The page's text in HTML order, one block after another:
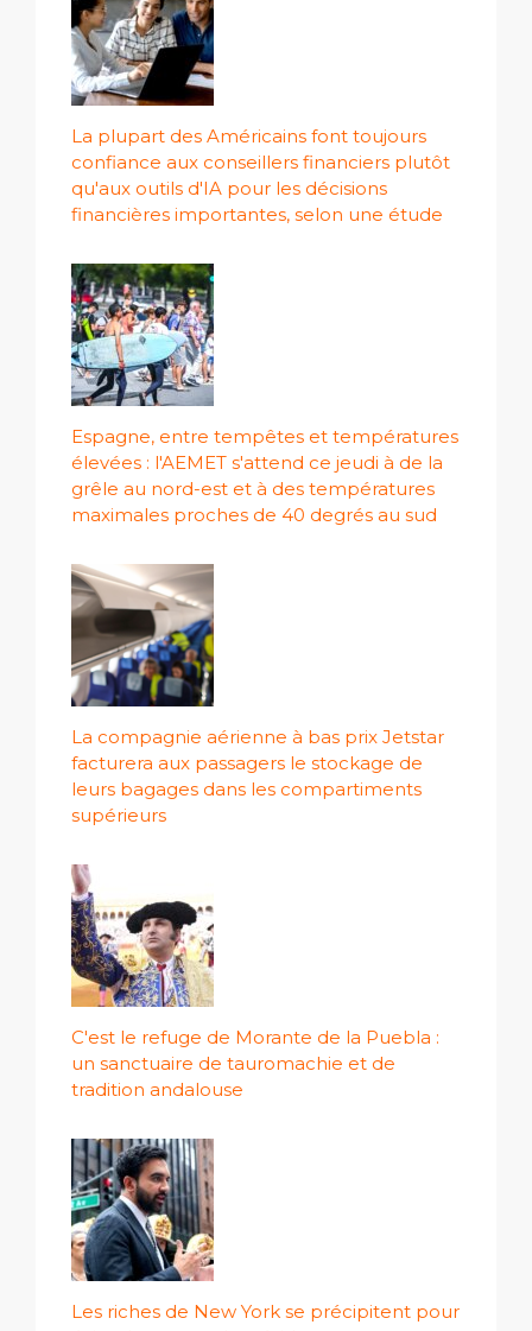
La plupart des Américains font toujours
confiance aux conseillers financiers plutôt
qu'aux outils d'IA pour les décisions
financières importantes, selon une étude
Espagne, entre tempêtes et températures
élevées : l'AEMET s'attend ce jeudi à de la
grêle au nord-est et à des températures
maximales proches de 40 degrés au sud
La compagnie aérienne à bas prix Jetstar
facturera aux passagers le stockage de
leurs bagages dans les compartiments
supérieurs
C'est le refuge de Morante de la Puebla :
un sanctuaire de tauromachie et de
tradition andalouse
Les riches de New York se précipitent pour